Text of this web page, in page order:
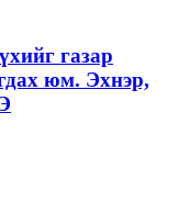
газар
юм. Эхнэр,